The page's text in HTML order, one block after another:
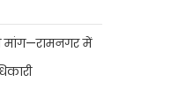
मांग—रामनगर में